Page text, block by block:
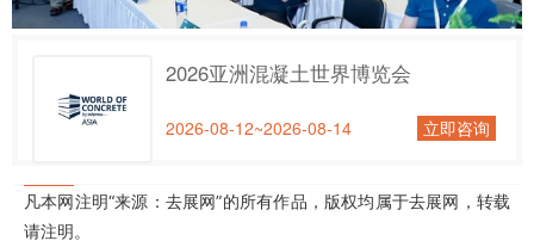
2026亚洲混凝土世界博览会
2026-08-12~2026-08-14 立即咨询
凡本网注明“来源：去展网”的所有作品，版权均属于去展网，转载
请注明。